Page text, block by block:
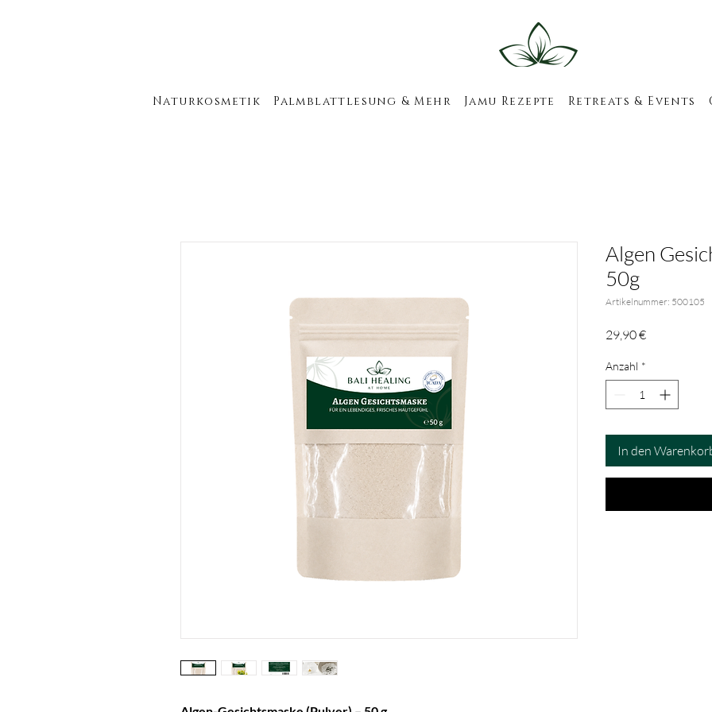
Naturkosmetik Palmblattlesung & Mehr Jamu Rezepte Retreats & Events
Algen
50g
Artikelnummer: 500105
29,90 €Preis
Anzahl *
In den